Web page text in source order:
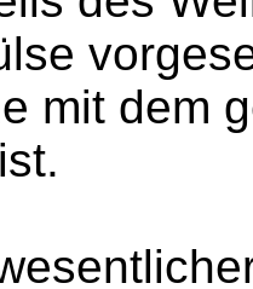
mit dem